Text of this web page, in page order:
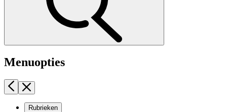
Menuopties
Rubrieken